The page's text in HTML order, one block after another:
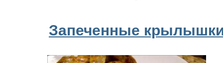
Запеченные